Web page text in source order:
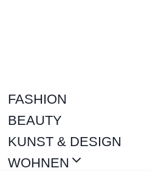
FASHION
BEAUTY
KUNST & DESIGN
WOHNEN